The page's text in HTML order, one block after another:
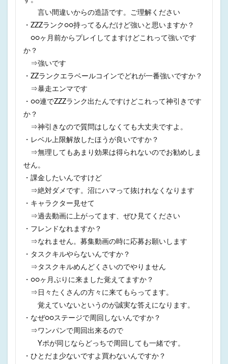
言い間違いからの造語です。ご理解ください
・ZZZランク○○持ってるんだけど強いと思いますか？
○○ヶ月前からプレイしてますけどこれって強いです
か？
⇒強いです
・ZZランクエラベールコインでどれが一番強いですか？
⇒暴走エンマです
・○○連でZZZランク出たんですけどこれって神引きです
か？
⇒神引きなので質問はしなくても大丈夫ですよ。
・レベル上限解放したほうが良いですか？
⇒無理してもあまり効果は得られないのでお勧めしま
せん。
・課金したいんですけど
⇒絶対ダメです。沼にハマって抜けれなくなります
・キャラクター見せて
⇒過去動画に上がってます、ぜひ見てください
・フレンドなれますか？
⇒なれません。募集動画の時に応募お願いします
・タスクキルやらないんですか？
⇒タスクキルめんどくさいのでやりません
・○○ヶ月ぶりに来ました覚えてますか？
⇒日々たくさんの方々に来てもらってます。
覚えていないというのが誠実な答えになります。
・なぜ○○ステージで周回しないんですか？
⇒ワンパンで周回出来るので
Yポが同じならどっちで周回しても一緒です。
・ひとだま少ないですよ買わないんですか？